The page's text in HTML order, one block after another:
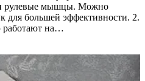
рулевые мышцы. Можно
для большей эффективности. 2.
работают на…